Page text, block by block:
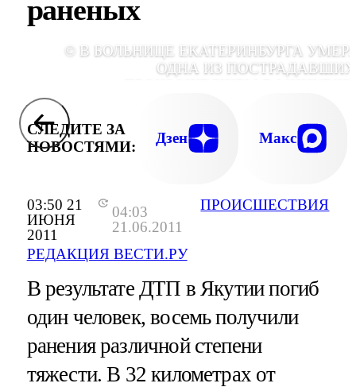
03:50 21
ИЮНЯ
2011
04:03
21.06.2011
РЕДАКЦИЯ ВЕСТИ.РУ
ПРОИСШЕСТВИЯ
раненых
© В БОЛЬНИЦЕ ЕКАТЕРИНБУРГА
ОДНА ИЗ
ИНОМАРКИ TOYOTA ВРЕЗАЛСЯ В
СЛЕДИТЕ ЗА
НОВОСТЯМИ:
Дзен Макс
В результате ДТП в Якутии погиб
один человек, восемь получили
ранения различной степени
тяжести. В 32 километрах от